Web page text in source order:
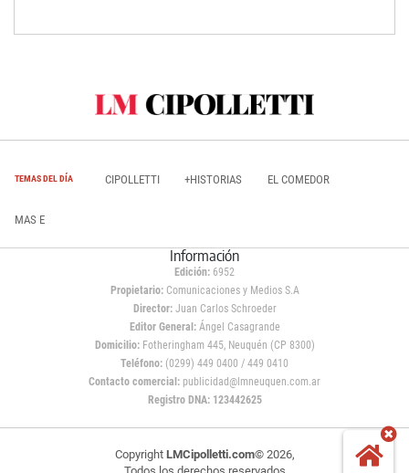
TEMAS DEL DÍA CIPOLLETTI +HISTORIAS EL COMEDOR
MAS E
Información
Edición: 6952
Propietario:Comunicaciones y Medios S.A
Director: Juan Carlos Schroeder
Editor General:Ángel Casagrande
Domicilio:Fotheringham 445, Neuquén (CP 8300)
Teléfono: (0299) 449 0400 / 449 0410
Contacto comercial: publicidad@lmneuquen.com.ar
Registro DNA: 123442625
Copyright LMCipolletti.com© 2026,